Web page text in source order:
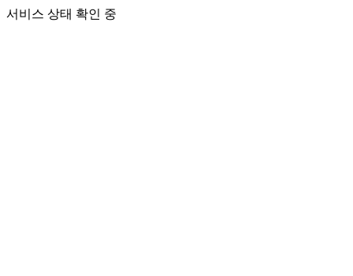
서비스 상태 확인 중